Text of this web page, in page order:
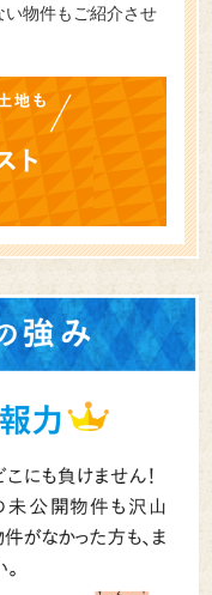
い物件もご紹介させ